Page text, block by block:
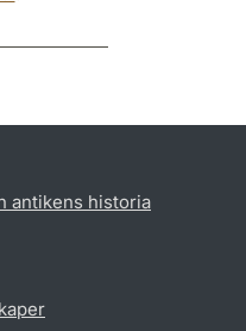
antikens historia